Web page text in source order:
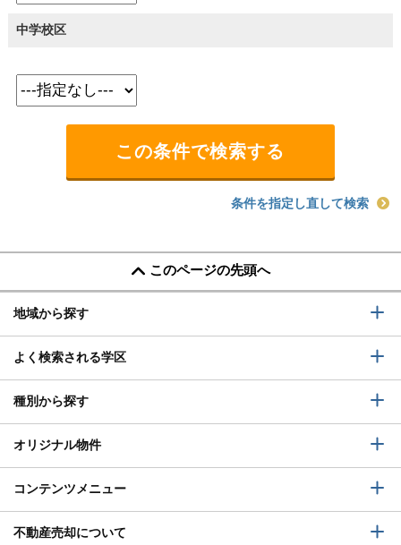
中学校区
条件を指定し直して検索
このページの先頭へ
地域から探す
よく検索される学区
種別から探す
オリジナル物件
コンテンツメニュー
不動産売却について